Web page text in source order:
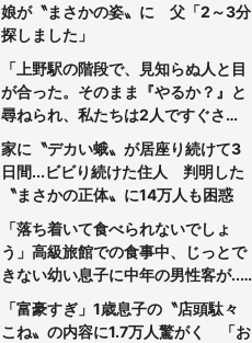
娘が〝まさかの姿〟に 父「2～3分
探しました」
「上野駅の階段で、見知らぬ人と目
が合った。そのまま『やるか？』と
尋ねられ、私たちは2人ですぐさ
ま...」（茨城県・70代男性）
家に〝デカい蛾〟が居座り続けて3
日間...ビビり続けた住人 判明した
〝まさかの正体〟に14万人も困惑
「落ち着いて食べられないでしょ
う」高級旅館での食事中、じっとで
きない幼い息子に中年の男性客が...
（東京都・40代男性）
「富豪すぎ」1歳息子の〝店頭駄々
こね〟の内容に1.7万人驚がく 「お